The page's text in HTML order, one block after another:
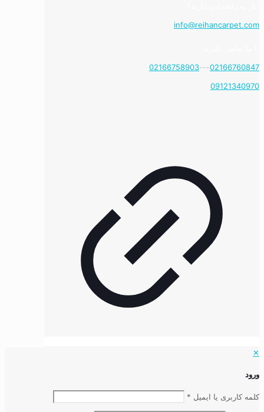
info@reihancarpet.com
02166760847
---
02166758903
09121340970
✕
ورود
کلمه کاربری یا ایمیل *